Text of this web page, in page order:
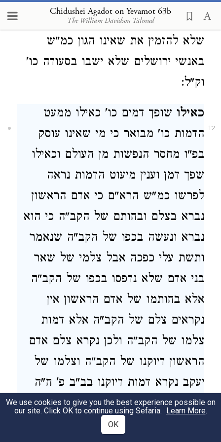
Chidushei Agadot on Yevamot 63b
The William Davidson Talmud
בסעודת מצוה לא הכל תביא ביתך דהיינו
שלא להזמין את שאינו הגון כמ"ש
באנשי ירושלים שלא ישבו בסעודה כו'
וק"ל:
12
כאילו שופך דמים כו' כאילו ממעט
הדמות כו' מבואר כי מי שאינו עוסק
בפ"ו מחסר הנפשות מן העולם וכאילו
שפך דמן וענין מיעוט הדמות נראה
לפרשו כמ"ש הרא"ם כי אדם הראשון
נברא בצלם ובחותם של הקב"ה כי הוא
נברא ונעשה בכפו של הקב"ה שנאמר
ותשת עלי כפכה אבל צלמי של שאר
בני אדם שלא נדפסו בכפו של הקב"ה
אלא בחותמו של אדם הראשון אין
נקראים צלם של הקב"ה אלא דמות
צלמו של הקב"ה ולכן נקרא צלם אדם
הראשון דיוקנו של הקב"ה וצלמו של
יעקב נקרא דמות דיוקנו בב"ב פ' ח"ה
וכתב הר"ן פ' הגוזל צורת אדם נקראת
דיוקני שהיא שנייה לקונה כו' כדכתיב כי
We use cookies to give you the best experience possible on
our site. Click OK to continue using Sefaria. Learn More.
OK